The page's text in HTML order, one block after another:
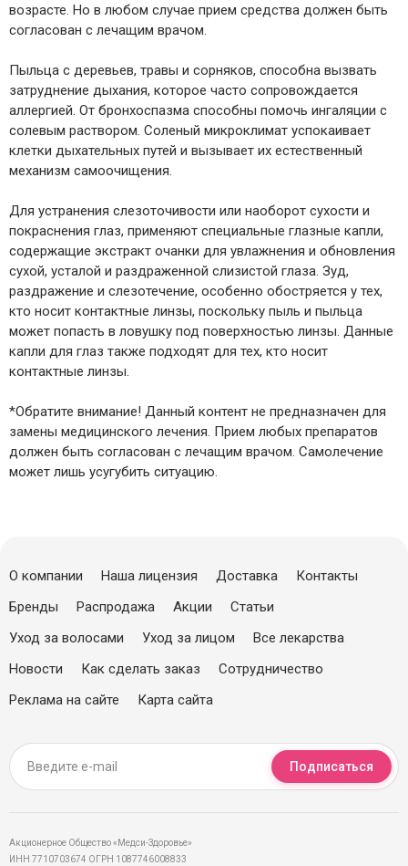
возрасте. Но в любом случае прием средства должен быть
согласован с лечащим врачом.
Пыльца с деревьев, травы и сорняков, способна вызвать
затруднение дыхания, которое часто сопровождается
аллергией. От бронхоспазма способны помочь ингаляции с
солевым раствором. Соленый микроклимат успокаивает
клетки дыхательных путей и вызывает их естественный
механизм самоочищения.
Для устранения слезоточивости или наоборот сухости и
покраснения глаз, применяют специальные глазные капли,
содержащие экстракт очанки для увлажнения и обновления
сухой, усталой и раздраженной слизистой глаза. Зуд,
раздражение и слезотечение, особенно обостряется у тех,
кто носит контактные линзы, поскольку пыль и пыльца
может попасть в ловушку под поверхностью линзы. Данные
капли для глаз также подходят для тех, кто носит
контактные линзы.
*Обратите внимание! Данный контент не предназначен для
замены медицинского лечения. Прием любых препаратов
должен быть согласован с лечащим врачом. Самолечение
может лишь усугубить ситуацию.
О компании Наша лицензия Доставка
Контакты
Бренды
Распродажа Акции
Статьи
Уход за волосами
Уход за лицом
Все лекарства
Новости
Как сделать заказ
Сотрудничество
Реклама на сайте
Карта сайта
Подписаться
Акционерное Общество «Медси-Здоровье»
ИНН 7710703674 ОГРН 1087746008833